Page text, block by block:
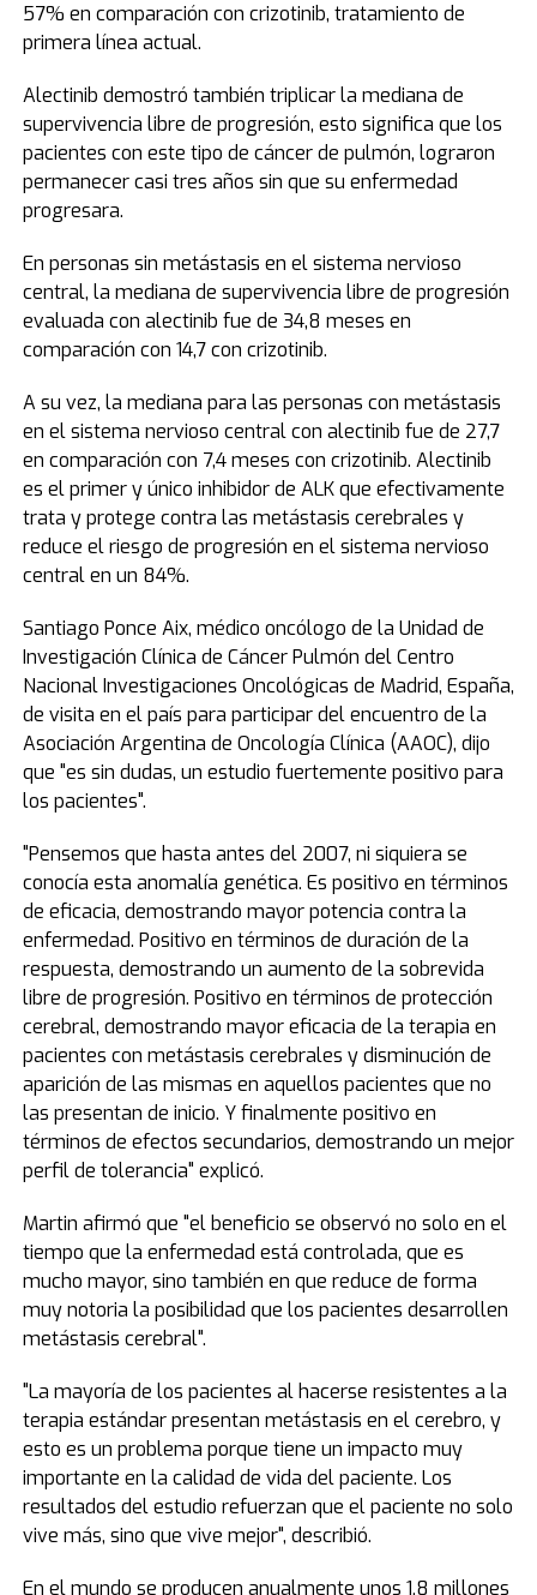
57% en comparación con crizotinib, tratamiento de
primera línea actual.
Alectinib demostró también triplicar la mediana de
supervivencia libre de progresión, esto significa que los
pacientes con este tipo de cáncer de pulmón, lograron
permanecer casi tres años sin que su enfermedad
progresara.
En personas sin metástasis en el sistema nervioso
central, la mediana de supervivencia libre de progresión
evaluada con alectinib fue de 34,8 meses en
comparación con 14,7 con crizotinib.
A su vez, la mediana para las personas con metástasis
en el sistema nervioso central con alectinib fue de 27,7
en comparación con 7,4 meses con crizotinib. Alectinib
es el primer y único inhibidor de ALK que efectivamente
trata y protege contra las metástasis cerebrales y
reduce el riesgo de progresión en el sistema nervioso
central en un 84%.
Santiago Ponce Aix, médico oncólogo de la Unidad de
Investigación Clínica de Cáncer Pulmón del Centro
Nacional Investigaciones Oncológicas de Madrid, España,
de visita en el país para participar del encuentro de la
Asociación Argentina de Oncología Clínica (AAOC), dijo
que "es sin dudas, un estudio fuertemente positivo para
los pacientes".
"Pensemos que hasta antes del 2007, ni siquiera se
conocía esta anomalía genética. Es positivo en términos
de eficacia, demostrando mayor potencia contra la
enfermedad. Positivo en términos de duración de la
respuesta, demostrando un aumento de la sobrevida
libre de progresión. Positivo en términos de protección
cerebral, demostrando mayor eficacia de la terapia en
pacientes con metástasis cerebrales y disminución de
aparición de las mismas en aquellos pacientes que no
las presentan de inicio. Y finalmente positivo en
términos de efectos secundarios, demostrando un mejor
perfil de tolerancia" explicó.
Martin afirmó que "el beneficio se observó no solo en el
tiempo que la enfermedad está controlada, que es
mucho mayor, sino también en que reduce de forma
muy notoria la posibilidad que los pacientes desarrollen
metástasis cerebral".
"La mayoría de los pacientes al hacerse resistentes a la
terapia estándar presentan metástasis en el cerebro, y
esto es un problema porque tiene un impacto muy
importante en la calidad de vida del paciente. Los
resultados del estudio refuerzan que el paciente no solo
vive más, sino que vive mejor", describió.
En el mundo se producen anualmente unos 1,8 millones